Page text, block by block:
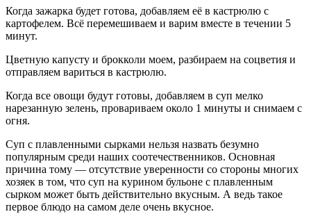
Когда зажарка будет готова, добавляем её в кастрюлю с
картофелем. Всё перемешиваем и варим вместе в течении 5
минут.
Цветную капусту и брокколи моем, разбираем на соцветия и
отправляем вариться в кастрюлю.
Когда все овощи будут готовы, добавляем в суп мелко
нарезанную зелень, провариваем около 1 минуты и снимаем с
огня.
Суп с плавленными сырками нельзя назвать безумно
популярным среди наших соотечественников. Основная
причина тому — отсутствие уверенности со стороны многих
хозяек в том, что суп на курином бульоне с плавленным
сырком может быть действительно вкусным. А ведь такое
первое блюдо на самом деле очень вкусное.